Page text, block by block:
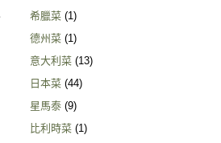
希臘菜 (1)
德州菜 (1)
意大利菜 (13)
日本菜 (44)
星馬泰 (9)
比利時菜 (1)